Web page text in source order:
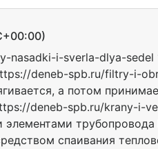
nasadki-i-sverla-dlya-sedel
deneb-spb.ru/filtry-i-
а потом
deneb-spb.ru/krany-i-
спаивания